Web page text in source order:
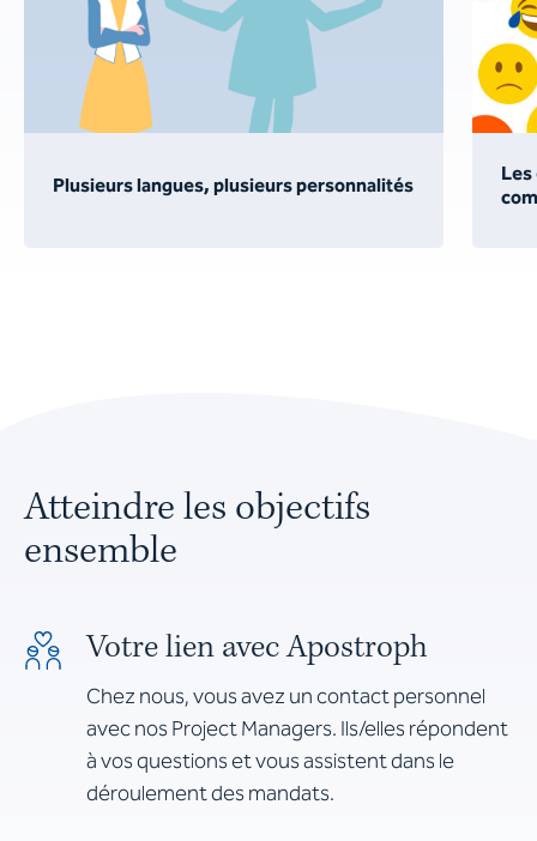
Plusieurs langues, plusieurs personnalités
Atteindre les objectifs
ensemble
Votre lien avec Apostroph
Chez nous, vous avez un contact personnel
avec nos Project Managers. Ils/elles répondent
à vos questions et vous assistent dans le
déroulement des mandats.